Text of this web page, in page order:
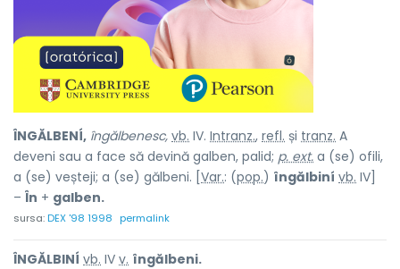
ÎNGĂLBENÍ, îngălbenesc, vb. IV. Intranz., refl. și tranz. A
deveni sau a face să devină galben, palid; p. ext. a (se) ofili,
a (se) veșteji; a (se) gălbeni. [ Var.: (pop.) îngălbiní vb. IV]
– În + galben.
sursa:DEX '98 1998 permalink
ÎNGĂLBINÍ vb. IV v. îngălbeni.